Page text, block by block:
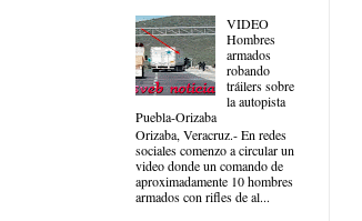
VIDEO
Hombres
armados
robando
tráilers sobre
la autopista
Puebla-Orizaba
Orizaba, Veracruz.- En redes
sociales comenzo a circular un
video donde un comando de
aproximadamente 10 hombres
armados con rifles de al...